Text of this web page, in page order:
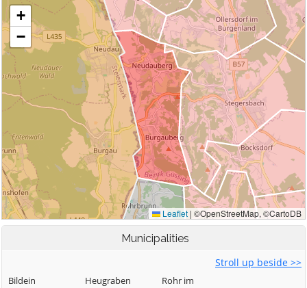
Municipalities
Stroll up beside >>
Bildein
Heugraben
Rohr im